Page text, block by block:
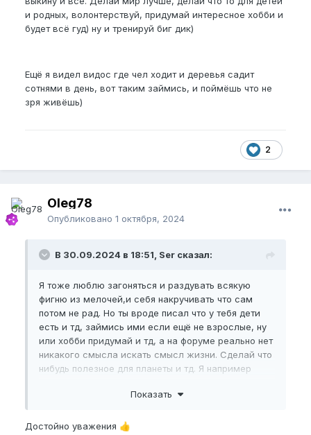
и родных, волонтерствуй, придумай интересное хобби и
будет всё гуд) ну и тренируй биг дик)
Ещё я видел видос где чел ходит и деревья садит
сотнями в день, вот таким займись, и поймёшь что не
зря живёшь)
2
Oleg78
Опубликовано 1 октября, 2024
В 30.09.2024 в 18:51, Ser сказал:
Я тоже люблю загоняться и раздувать всякую
фигню из мелочей,и себя накручивать что сам
потом не рад. Но ты вроде писал что у тебя дети
есть и тд, займись ими если ещё не взрослые, ну
или хобби придумай и тд, а на форуме реально нет
никакого смысла искать смысл жизни. Сделай что
нибудь полезное для планеты и тд. Я например
летаю на дроне (а если летать в фпв очках так
фотографию природу и животных, птиц, помогает
Показать
Достойно уважения 👍